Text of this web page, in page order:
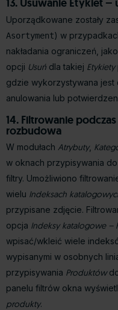
13. Usuwanie Etykiet
Uporządkowane zostały
Asortyment) w
nakładania ograniczeń,
opcji Usuń dla takiej Etykiety
gdzie wykorzystywana jest
anulowania lub
14. Filtrowanie
rozbudowa
W modułach Atrybuty,
w oknach przypisywania
filtry. Umożliwiono
wielu Indeksach
przypisane zdjęcie.
opcja Indeksy katalogowe –
wpisać/wkleić wiele
wypisanymi w osobnych
przypisywania Produktów
panelu filtrów okna
produkty.